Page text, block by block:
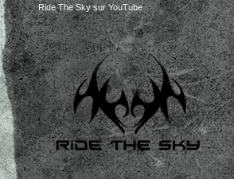
Ride The Sky sur YouTube